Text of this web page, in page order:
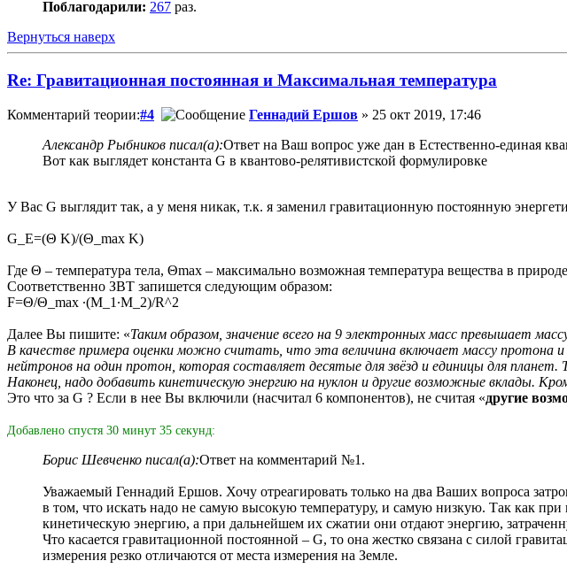
Поблагодарили: 267 раз.
Вернуться наверх
Re: Гравитационная постоянная и Максимальная температура
Комментарий теории:#4 Геннадий Ершов » 25 окт 2019, 17:46
Александр Рыбников писал(а):Ответ на Ваш вопрос уже дан в Естественно-единая
Вот как выглядет константа G в квантово-релятивистской формулировке
У Вас G выглядит так, а у меня никак, т.к. я заменил гравитационную постоянную
G_E=(Θ K)/(Θ_max K)
Где Θ – температура тела, Θmax – максимально возможная температура вещества в
Соответственно ЗВТ запишется следующим образом:
F=Θ/Θ_max ∙(M_1∙M_2)/R^2
Далее Вы пишите: «Таким образом, значение всего на 9 электронных масс превышает
В качестве примера оценки можно считать, что эта величина включает массу протона
нейтронов на один протон, которая составляет десятые для звёзд и единицы для планет.
Наконец, надо добавить кинетическую энергию на нуклон и другие возможные вклады.
Это что за G ? Если в нее Вы включили (насчитал 6 компонентов), не считая «другие
Добавлено спустя 30 минут 35 секунд:
Борис Шевченко писал(а):Ответ на комментарий №1.
Уважаемый Геннадий Ершов. Хочу отреагировать только на два Ваших вопроса
в том, что искать надо не самую высокую температуру, и самую низкую. Так как
кинетическую энергию, а при дальнейшем их сжатии они отдают энергию,
Что касается гравитационной постоянной – G, то она жестко связана с силой
измерения резко отличаются от места измерения на Земле.